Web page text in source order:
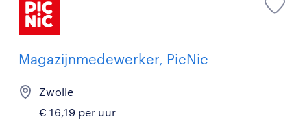
Magazijnmedewerker, PicNic
Zwolle
€ 16,19 per uur